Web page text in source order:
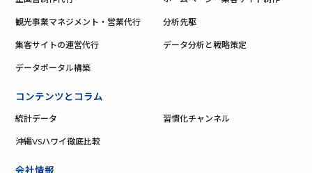
観光事業マネジメント・営業代行 分析先駆
集客サイトの運営代行 データ分析と戦略策定
データポータル構築
コンテンツとコラム
統計データ 習慣化チャンネル
沖縄VSハワイ徹底比較
会社情報